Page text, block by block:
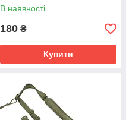
В наявності
180 ₴
Купити